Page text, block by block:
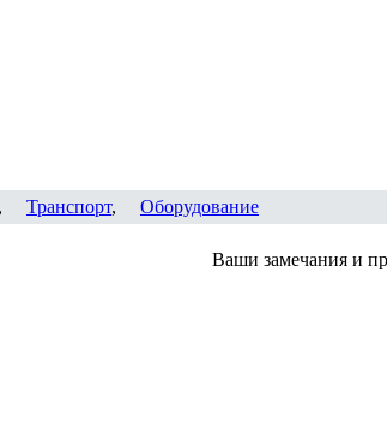
, Транспорт, Оборудование
Ваши замечания и